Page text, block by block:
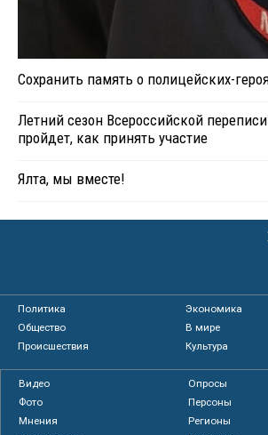
Сохранить память о полицейских-
Летний сезон Всероссийской
пройдет, как принять участие
Ялта, мы вместе!
Политика
Экономика
Общество
В мире
Происшествия
Культура
Видео
Опросы
Фото
Персоны
Мнения
Регионы